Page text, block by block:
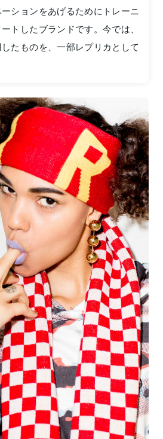
ションをあげるためにトレーニ
トしたブランドです。今では、
たものを、一部レプリカとして